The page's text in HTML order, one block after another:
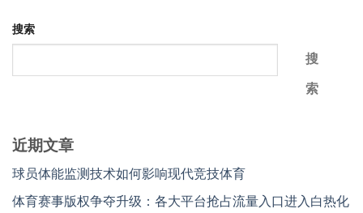
搜索
搜
索
近期文章
球员体能监测技术如何影响现代竞技体育
体育赛事版权争夺升级：各大平台抢占流量入口进入白热化